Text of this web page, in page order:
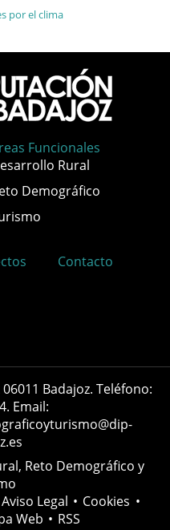
Funcionales
Rural
Demográfico
Contacto
Badajoz. Teléfono:
Email:
Reto Demográfico y
Aviso Legal • Cookies •
Web • RSS